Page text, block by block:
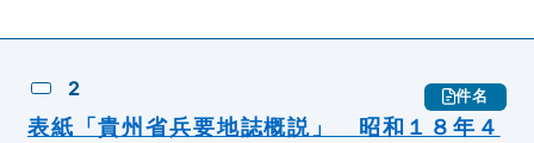
2 件名
表紙「貴州省兵要地誌概説」 昭和１８年４